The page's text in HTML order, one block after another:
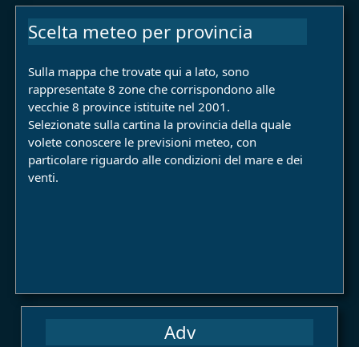
Scelta meteo per provincia
Sulla mappa che trovate qui a lato, sono
rappresentate 8 zone che corrispondono alle
vecchie 8 province istituite nel 2001.
Selezionate sulla cartina la provincia della quale
volete conoscere le previsioni meteo, con
particolare riguardo alle condizioni del mare e dei
venti.
Adv